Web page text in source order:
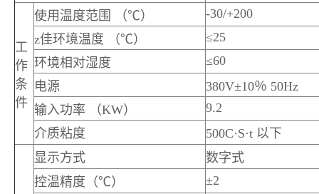
工
作
条
件
使用温度范围 （℃）
-30/+200
z佳环境温度 （℃）
≤25
环境相对湿度
≤60
电源
380V±10％ 50Hz
输入功率 （KW）
9.2
介质粘度
500C·S·t 以下
显示方式
数字式
控温精度（℃）
±2